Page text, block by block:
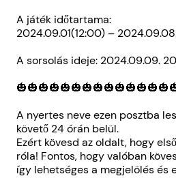
A játék időtartama:
2024.09.01(12:00) –
A sorsolás ideje: 2024.09.09.
A nyertes neve ezen posztba
követő 24 órán belül.
Ezért kövesd az oldalt, hogy
róla! Fontos, hogy valóban
így lehetséges a megjelölés és